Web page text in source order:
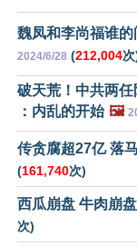
魏凤和李尚福谁
2024/6/28 (212,004次
破天荒！中共两
：内乱的开始 🖼️
传贪腐超27亿 落
(161,740次)
西瓜崩盘 牛肉崩
次)